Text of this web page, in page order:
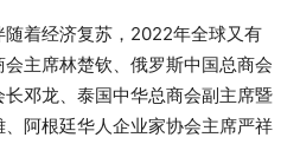
着经济复苏，2022年全球又有
主席林楚钦、俄罗斯中国总商会
邓龙、泰国中华总商会副主席暨
阿根廷华人企业家协会主席严祥